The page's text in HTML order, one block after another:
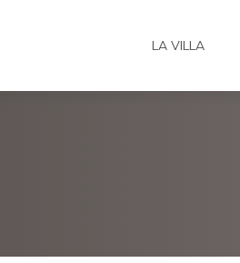
LA VILLA